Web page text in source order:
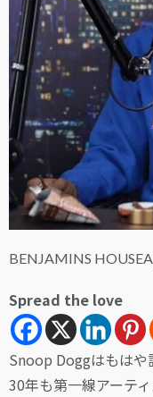
BENJAMINS HOUSE
Spread the love
Snoop Doggはもはや
30年も第一線アーテ